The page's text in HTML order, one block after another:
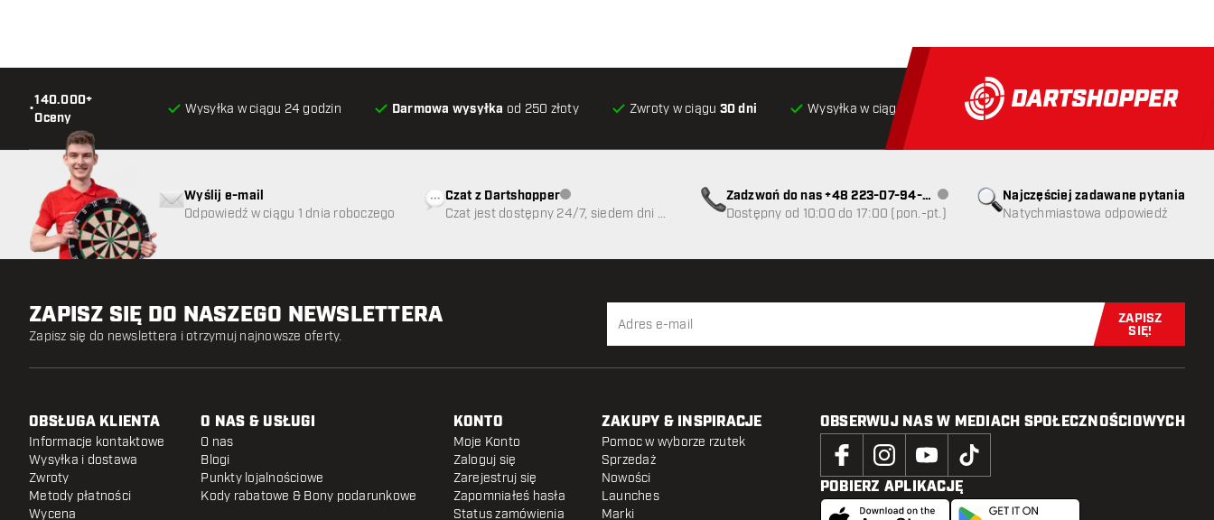
•
140.000+
Oceny
Wysyłka w ciągu 24 godzin Darmowa wysyłka od 250 złoty Zwroty w ciągu 30 dni Wysyłka w ciągu 24 godzin Darmowa wysyłka od 250 złoty
Najczęściej zadawane pytania
Natychmiastowa odpowiedź
Wyślij e-mail
Odpowiedź w ciągu 1 dnia roboczego
Czat z DartshopperObsługa klienta niedostępna
Czat jest dostępny 24/7, siedem dni w
Zadzwoń do nas +48 223-07-94-
89
Obsługa klienta niedostępna
Dostępny od 10:00 do 17:00 (pon.-pt.)
ZAPISZ SIĘ DO NASZEGO NEWSLETTERA
Zapisz się do newslettera i otrzymuj najnowsze oferty.
Zapisz się
ZAPISZ
SIĘ!
OBSŁUGA KLIENTA
Informacje kontaktowe
Wysyłka i dostawa
Zwroty
Metody płatności
Wycena
O NAS & USŁUGI
O nas
Blogi
Punkty lojalnościowe
Kody rabatowe & Bony podarunkowe
KONTO
Moje Konto
Zaloguj się
Zarejestruj się
Zapomniałeś hasła
Status zamówienia
ZAKUPY & INSPIRACJE
Pomoc w wyborze rzutek
Sprzedaż
Nowości
Launches
Marki
OBSERWUJ NAS W MEDIACH SPOŁECZNOŚCIOWYCH
POBIERZ APLIKACJĘ